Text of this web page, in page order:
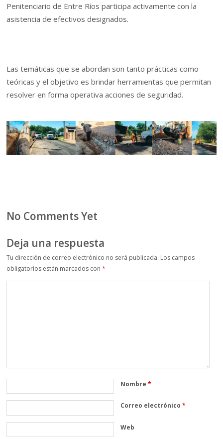
Penitenciario de Entre Ríos participa activamente con la
asistencia de efectivos designados.
Las temáticas que se abordan son tanto prácticas como
teóricas y el objetivo es brindar herramientas que permitan
resolver en forma operativa acciones de seguridad.
No Comments Yet
Deja una respuesta
Tu dirección de correo electrónico no será publicada. Los campos
obligatorios están marcados con*
Nombre*
Correo electrónico*
Web